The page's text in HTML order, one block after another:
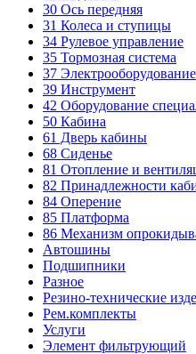
30 Ось передняя
31 Колеса и ступицы
34 Рулевое управление
35 Тормозная система
37 Электрооборудование
39 Инструмент
42 Оборудование
50 Кабина
61 Дверь кабины
68 Сиденье
81 Отопление и
82 Принадлежности
84 Оперение
85 Платформа
86 Механизм
Автошины
Подшипники
Разное
Резино-технические
Рем.комплекты
Услуги
Элемент фильтрующий